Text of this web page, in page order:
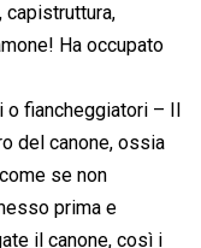
capistruttura,
Ha occupato
fiancheggiatori – Il
del canone, ossia
se non
prima e
il canone, così i